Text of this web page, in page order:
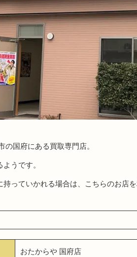
の国府にある買取専門店。
うです。
っていかれる場合は、こちらのお店
おたからや 国府店